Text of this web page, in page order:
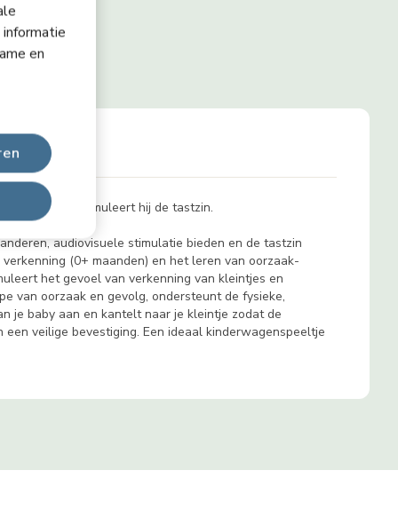
en
en stimuleert hij de tastzin.
audiovisuele stimulatie bieden en de tastzin
(0+ maanden) en het leren van oorzaak-
het gevoel van verkenning van kleintjes en
van oorzaak en gevolg, ondersteunt de fysieke,
je baby aan en kantelt naar je kleintje zodat de
veilige bevestiging. Een ideaal kinderwagenspeeltje